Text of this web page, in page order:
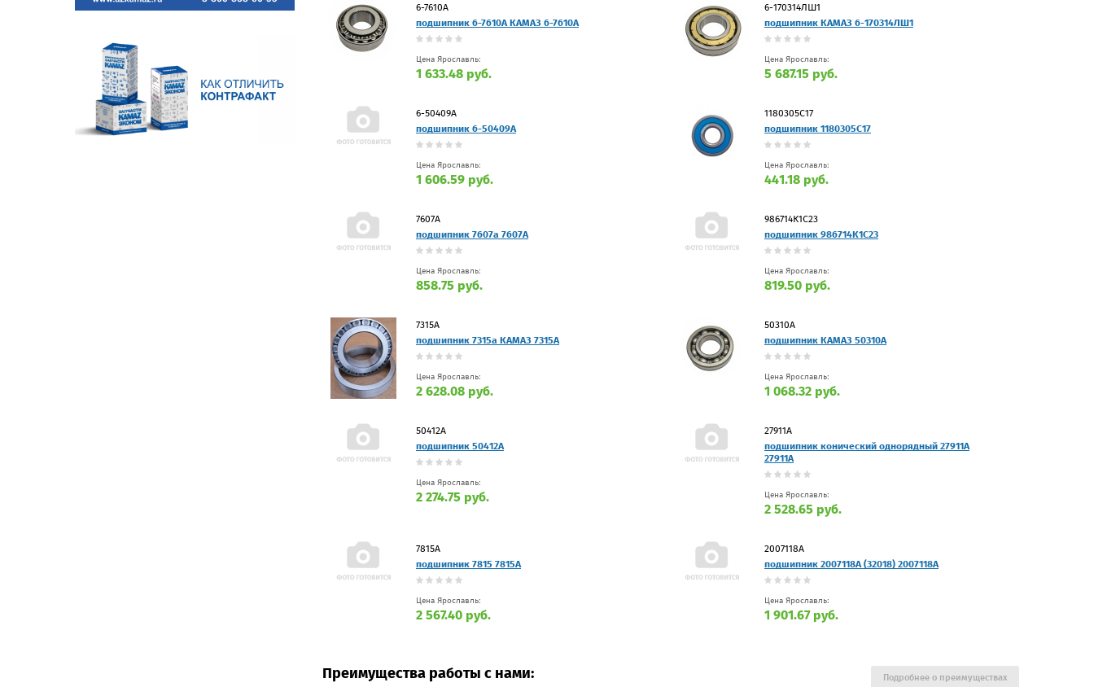
6-7610А
подшипник 6-7610А КАМАЗ 6-7610А
Цена Ярославль:
1 633.48 руб.
6-170314ЛШ1
подшипник КАМАЗ 6-170314ЛШ1
Цена Ярославль:
5 687.15 руб.
6-50409А
подшипник 6-50409А
Цена Ярославль:
1 606.59 руб.
1180305С17
подшипник 1180305С17
Цена Ярославль:
441.18 руб.
7607А
подшипник 7607а 7607А
Цена Ярославль:
858.75 руб.
986714К1С23
подшипник 986714К1С23
Цена Ярославль:
819.50 руб.
7315А
подшипник 7315а КАМАЗ 7315А
Цена Ярославль:
2 628.08 руб.
50310А
подшипник КАМАЗ 50310А
Цена Ярославль:
1 068.32 руб.
50412А
подшипник 50412А
Цена Ярославль:
2 274.75 руб.
27911А
подшипник конический однорядный 27911А
27911А
Цена Ярославль:
2 528.65 руб.
7815А
подшипник 7815 7815А
Цена Ярославль:
2 567.40 руб.
2007118А
подшипник 2007118А (32018) 2007118А
Цена Ярославль:
1 901.67 руб.
Преимущества работы с нами: Подробнее о преимуществах